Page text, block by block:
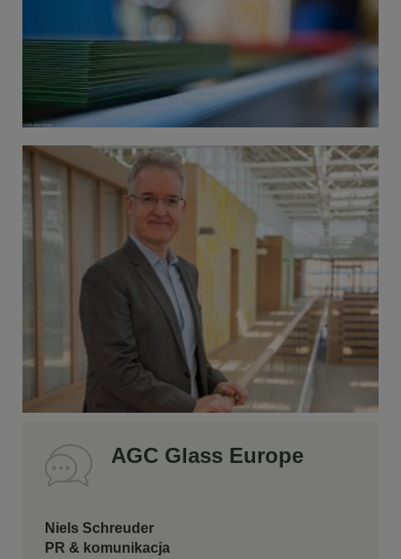
AGC Glass Europe
Niels Schreuder
PR & komunikacja